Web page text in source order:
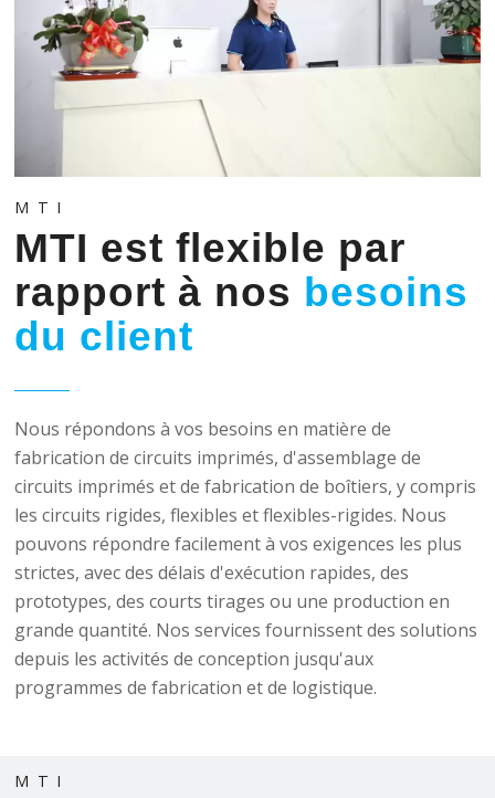
MTI
MTI est flexible par
rapport à nos besoins
du client
Nous répondons à vos besoins en matière de
fabrication de circuits imprimés, d'assemblage de
circuits imprimés et de fabrication de boîtiers, y compris
les circuits rigides, flexibles et flexibles-rigides. Nous
pouvons répondre facilement à vos exigences les plus
strictes, avec des délais d'exécution rapides, des
prototypes, des courts tirages ou une production en
grande quantité. Nos services fournissent des solutions
depuis les activités de conception jusqu'aux
programmes de fabrication et de logistique.
MTI